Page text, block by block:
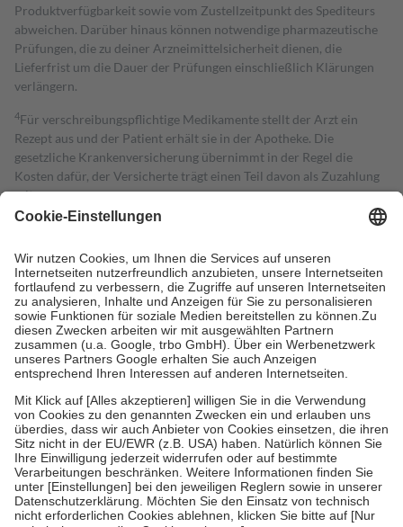
Produktverfügbarkeit sowie vom Zustellzeitpunkt des Spediteurs
abweichen. Darüber hinaus können notwendige pharmazeutische
Prüfungen, die zu deiner Arzneimittelsicherheit dienen, die
Lieferfrist um die Dauer der Prüfungen einschließlich Klärungen
verlängern.
4Für verschreibungspflichtige Medikamente stellt der Arzt ein
Rezept aus und der Patient erhält sie in der Apotheke. Die
gesetzliche Krankenversicherung übernimmt in der Regel die
Kosten dafür, der Versicherte trägt einen Teil davon als Zuzahlung
mit.
Grundsätzlich leisten Mitglieder Zuzahlungen in Höhe von zehn
höchstens zehn Euro.
Es sind jedoch nie mehr als die tatsächlichen
Kosten der Leistung zu entrichten.
Diese Regeln gelten grundsätzlich auch für Online-Apotheken.
Bei Heilmitteln und häuslicher Krankenpflege beträgt die
Zuzahlung zehn Prozent der Kosten sowie zehn Euro je
Verordnung.
Um das Engagement der Versicherten für ihre eigene Gesundheit zu
stärken und die besondere Stellung der Familie zu unterstützen,
fallenkeine Zuzahlungenan bei:
• Kindern und Jugendlichen bis zum vollendeten 18. Lebensjahr
mit Ausnahme der Fahrkosten
• Untersuchungen zur Vorsorge und Früherkennung, die von der
GKV getragen werden
• empfohlenen Schutzimpfungen
• Harn- und Blutteststreifen